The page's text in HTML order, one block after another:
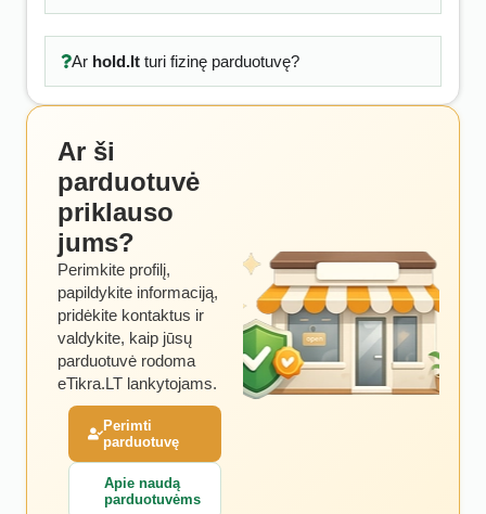
Ar hold.ltturi fizinę parduotuvę?
Ar ši
parduotuvė
priklauso
jums?
Perimkite profilį,
papildykite informaciją,
pridėkite kontaktus ir
valdykite, kaip jūsų
parduotuvė rodoma
eTikra.LT lankytojams.
Perimti
parduotuvę
Apie naudą
parduotuvėms